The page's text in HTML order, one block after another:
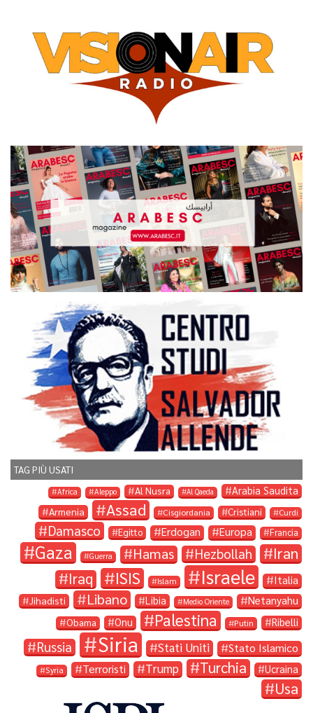
TAG PIÙ USATI
Africa Aleppo Al Nusra Al Qaeda Arabia Saudita
Armenia Assad Cisgiordania Cristiani Curdi
Damasco Egitto Erdogan Europa Francia
Gaza Guerra Hamas Hezbollah Iran
Iraq ISIS Islam Israele Italia
Jihadisti Libano Libia Medio Oriente Netanyahu
Obama Onu Palestina Putin Ribelli
Russia Siria Stati Uniti Stato Islamico
Syria Terroristi Trump Turchia Ucraina
Usa